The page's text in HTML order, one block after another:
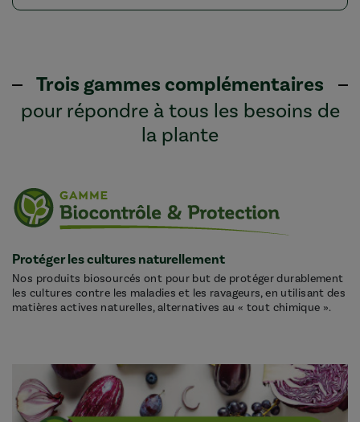
Trois gammes complémentaires
pour répondre à tous les besoins de
la plante
Protéger les cultures naturellement
Nos produits biosourcés ont pour but de protéger durablement
les cultures contre les maladies et les ravageurs, en utilisant des
matières actives naturelles, alternatives au « tout chimique ».